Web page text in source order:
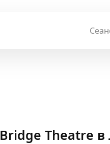
Theatre